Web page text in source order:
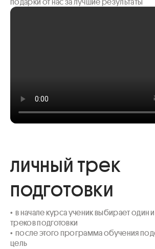
личный трек
подготовки
•  в начале курса ученик выбирает один
треков подготовки
•  после этого программа обучения
цель